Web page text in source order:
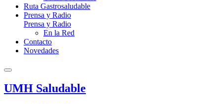
Ruta Gastrosaludable
Prensa y Radio
Prensa y Radio
En la Red
Contacto
Novedades
UMH Saludable